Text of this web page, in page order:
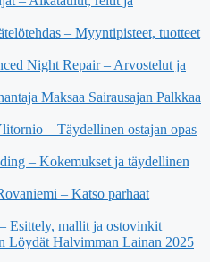
– Myyntipisteet, tuotteet
Night Repair – Arvostelut ja
Maksaa Sairausajan Palkkaa
– Täydellinen ostajan opas
– Kokemukset ja täydellinen
– Katso parhaat
Esittely, mallit ja ostovinkit
Löydät Halvimman Lainan 2025